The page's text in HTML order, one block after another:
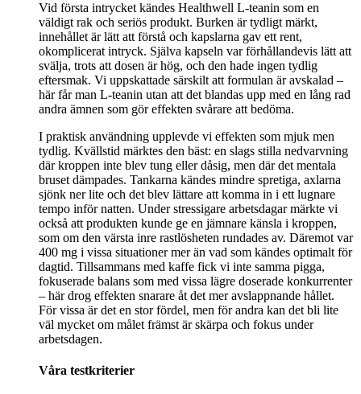
Vid första intrycket kändes Healthwell L-teanin som en
väldigt rak och seriös produkt. Burken är tydligt märkt,
innehållet är lätt att förstå och kapslarna gav ett rent,
okomplicerat intryck. Själva kapseln var förhållandevis lätt att
svälja, trots att dosen är hög, och den hade ingen tydlig
eftersmak. Vi uppskattade särskilt att formulan är avskalad –
här får man L-teanin utan att det blandas upp med en lång rad
andra ämnen som gör effekten svårare att bedöma.
I praktisk användning upplevde vi effekten som mjuk men
tydlig. Kvällstid märktes den bäst: en slags stilla nedvarvning
där kroppen inte blev tung eller dåsig, men där det mentala
bruset dämpades. Tankarna kändes mindre spretiga, axlarna
sjönk ner lite och det blev lättare att komma in i ett lugnare
tempo inför natten. Under stressigare arbetsdagar märkte vi
också att produkten kunde ge en jämnare känsla i kroppen,
som om den värsta inre rastlösheten rundades av. Däremot var
400 mg i vissa situationer mer än vad som kändes optimalt för
dagtid. Tillsammans med kaffe fick vi inte samma pigga,
fokuserade balans som med vissa lägre doserade konkurrenter
– här drog effekten snarare åt det mer avslappnande hållet.
För vissa är det en stor fördel, men för andra kan det bli lite
väl mycket om målet främst är skärpa och fokus under
arbetsdagen.
Våra testkriterier